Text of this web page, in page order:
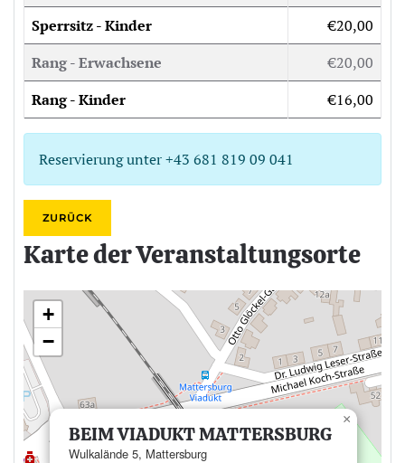
Sperrsitz - Kinder
€20,00
Rang - Erwachsene
€20,00
Rang - Kinder
€16,00
Reservierung unter +43 681 819 09 041
ZURÜCK
Karte der Veranstaltungsorte
BEIM VIADUKT MATTERSBURG
Wulkalände 5, Mattersburg
×
+
−